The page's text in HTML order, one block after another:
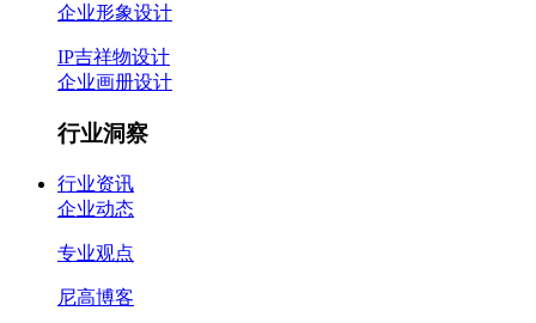
企业形象设计
IP吉祥物设计
企业画册设计
行业洞察
行业资讯
企业动态
专业观点
尼高博客